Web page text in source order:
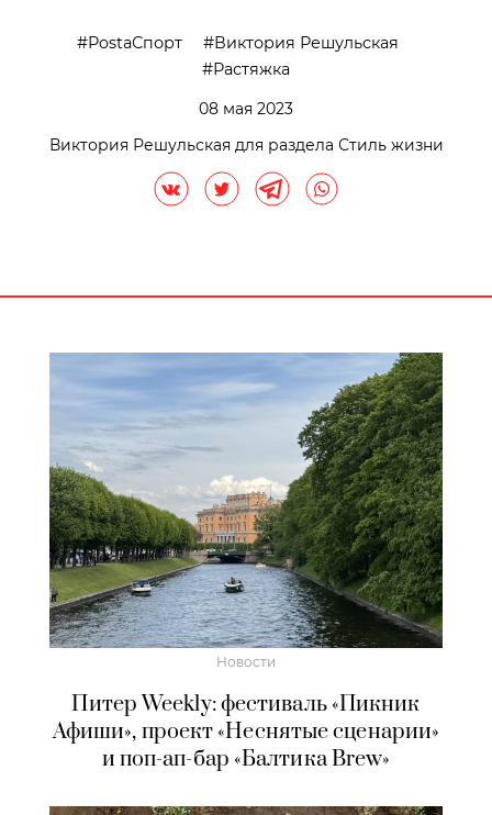
PostaСпорт
Виктория Решульская
Растяжка
08 мая 2023
Виктория Решульская для раздела Стиль жизни
Новости
Питер Weekly: фестиваль «Пикник
Афиши», проект «Неснятые сценарии»
и поп-ап-бар «Балтика Brew»